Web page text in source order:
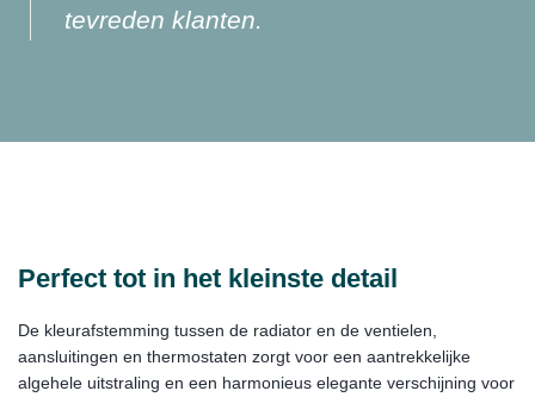
tevreden klanten.
Perfect tot in het kleinste detail
De kleurafstemming tussen de radiator en de ventielen,
aansluitingen en thermostaten zorgt voor een aantrekkelijke
algehele uitstraling en een harmonieus elegante verschijning voor